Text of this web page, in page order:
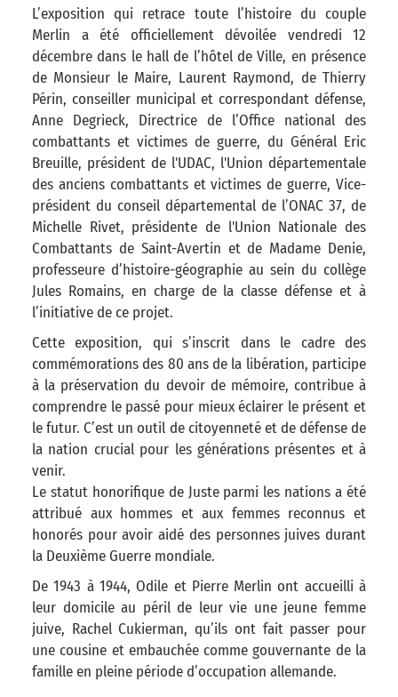
L’exposition qui retrace toute l’histoire du couple
Merlin a été officiellement dévoilée vendredi 12
décembre dans le hall de l’hôtel de Ville, en présence
de Monsieur le Maire, Laurent Raymond, de Thierry
Périn, conseiller municipal et correspondant défense,
Anne Degrieck, Directrice de l’Office national des
combattants et victimes de guerre, du Général Eric
Breuille, président de l'UDAC, l'Union départementale
des anciens combattants et victimes de guerre, Vice-
président du conseil départemental de l’ONAC 37, de
Michelle Rivet, présidente de l'Union Nationale des
Combattants de Saint-Avertin et de Madame Denie,
professeure d’histoire-géographie au sein du collège
Jules Romains, en charge de la classe défense et à
l’initiative de ce projet.
Cette exposition, qui s’inscrit dans le cadre des
commémorations des 80 ans de la libération, participe
à la préservation du devoir de mémoire, contribue à
comprendre le passé pour mieux éclairer le présent et
le futur. C’est un outil de citoyenneté et de défense de
la nation crucial pour les générations présentes et à
venir.
Le statut honorifique de Juste parmi les nations a été
attribué aux hommes et aux femmes reconnus et
honorés pour avoir aidé des personnes juives durant
la Deuxième Guerre mondiale.
De 1943 à 1944, Odile et Pierre Merlin ont accueilli à
leur domicile au péril de leur vie une jeune femme
juive, Rachel Cukierman, qu’ils ont fait passer pour
une cousine et embauchée comme gouvernante de la
famille en pleine période d’occupation allemande.